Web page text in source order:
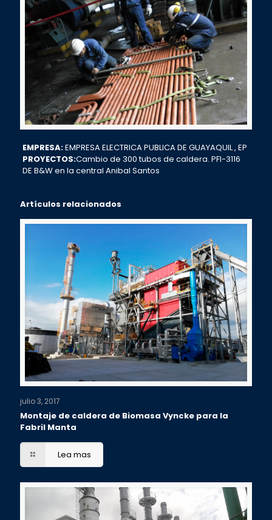
EMPRESA:EMPRESA ELECTRICA PUBLICA DE GUAYAQUIL , EP
PROYECTOS:Cambio de 300 tubos de caldera. PFI-3116
DE B&W en la central Anibal Santos
Artículos relacionados
julio 3, 2017
Montaje de caldera de Biomasa Vyncke para la
Fabril Manta
Lea mas